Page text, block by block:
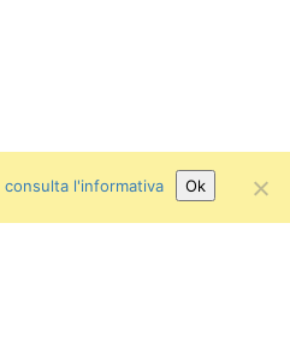
consulta l'informativa Ok